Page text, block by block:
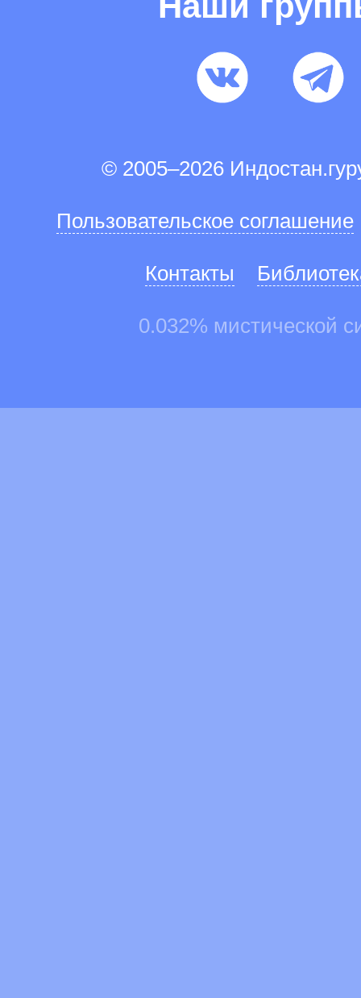
© 2005–2026
Пользовательское соглашение
Контакты
0.032% мистической